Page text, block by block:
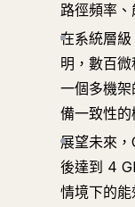
路徑頻率
在系統層
明，數百
一個多機
備一致性的
展望未來
後達到 4
情境下的